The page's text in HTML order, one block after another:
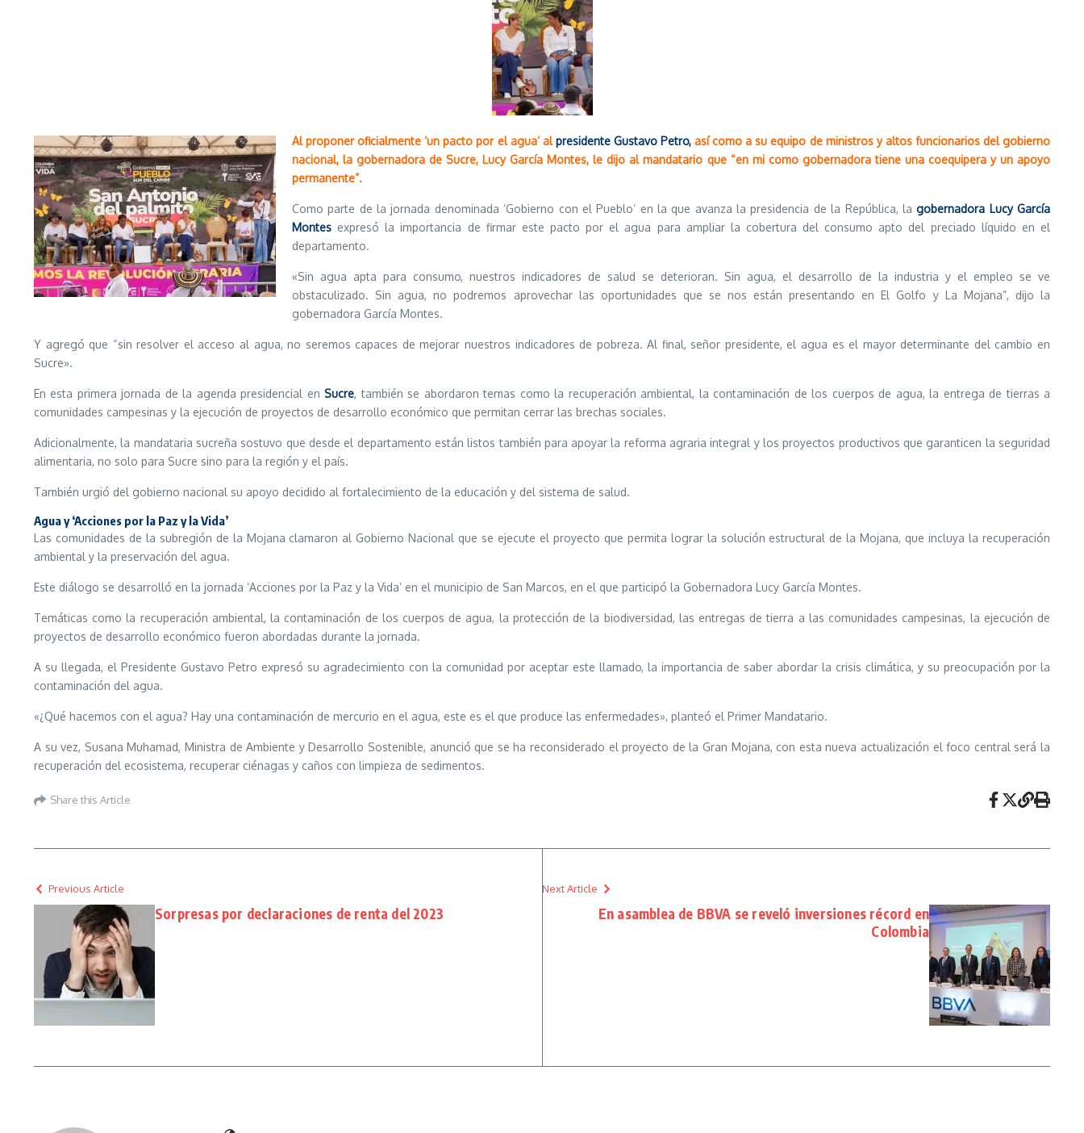
Al proponer oficialmente ‘un pacto por el agua’ alpresidente Gustavo Petro,así como a su equipo de ministros y altos funcionarios del gobierno
nacional, la gobernadora de Sucre, Lucy García Montes, le dijo al mandatario que “en mi como gobernadora tiene una coequipera y un apoyo
permanente”.
Como parte de la jornada denominada ‘Gobierno con el Pueblo’ en la que avanza la presidencia de la República, lagobernadora Lucy García
Montes expresó la importancia de firmar este pacto por el agua para ampliar la cobertura del consumo apto del preciado líquido en el
departamento.
«Sin agua apta para consumo, nuestros indicadores de salud se deterioran. Sin agua, el desarrollo de la industria y el empleo se ve
obstaculizado. Sin agua, no podremos aprovechar las oportunidades que se nos están presentando en El Golfo y La Mojana”, dijo la
gobernadora García Montes.
Y agregó que “sin resolver el acceso al agua, no seremos capaces de mejorar nuestros indicadores de pobreza. Al final, señor presidente, el agua es el mayor determinante del cambio en
Sucre».
En esta primera jornada de la agenda presidencial enSucre, también se abordaron temas como la recuperación ambiental, la contaminación de los cuerpos de agua, la entrega de tierras a
comunidades campesinas y la ejecución de proyectos de desarrollo económico que permitan cerrar las brechas sociales.
Adicionalmente, la mandataria sucreña sostuvo que desde el departamento están listos también para apoyar la reforma agraria integral y los proyectos productivos que garanticen la seguridad
alimentaria, no solo para Sucre sino para la región y el país.
También urgió del gobierno nacional su apoyo decidido al fortalecimiento de la educación y del sistema de salud.
Agua y ‘Acciones por la Paz y la Vida’
Las comunidades de la subregión de la Mojana clamaron al Gobierno Nacional que se ejecute el proyecto que permita lograr la solución estructural de la Mojana, que incluya la recuperación
ambiental y la preservación del agua.
Este diálogo se desarrolló en la jornada ‘Acciones por la Paz y la Vida’ en el municipio de San Marcos, en el que participó la Gobernadora Lucy García Montes.
Temáticas como la recuperación ambiental, la contaminación de los cuerpos de agua, la protección de la biodiversidad, las entregas de tierra a las comunidades campesinas, la ejecución de
proyectos de desarrollo económico fueron abordadas durante la jornada.
A su llegada, el Presidente Gustavo Petro expresó su agradecimiento con la comunidad por aceptar este llamado, la importancia de saber abordar la crisis climática, y su preocupación por la
contaminación del agua.
«¿Qué hacemos con el agua? Hay una contaminación de mercurio en el agua, este es el que produce las enfermedades», planteó el Primer Mandatario.
A su vez, Susana Muhamad, Ministra de Ambiente y Desarrollo Sostenible, anunció que se ha reconsiderado el proyecto de la Gran Mojana, con esta nueva actualización el foco central será la
recuperación del ecosistema, recuperar ciénagas y caños con limpieza de sedimentos.
Share this Article
Previous Article
Sorpresas por declaraciones de renta del 2023
Next Article
En asamblea de BBVA se reveló inversiones récord en
Colombia